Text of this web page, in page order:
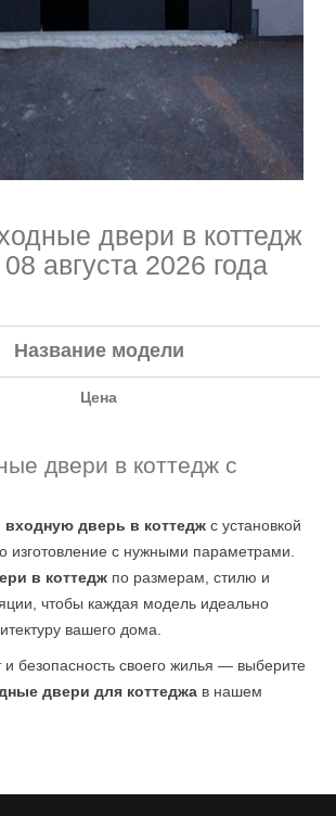
двери в коттедж
августа 2026 года
Название модели
Цена
двери в коттедж с
входную дверь в коттедж с установкой
изготовление с нужными параметрами.
в коттедж по размерам, стилю и
чтобы каждая модель идеально
вашего дома.
безопасность своего жилья — выберите
двери для коттеджа в нашем